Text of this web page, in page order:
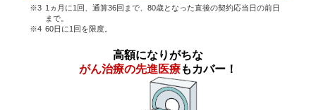
1ヵ月に1回、通算36回まで、80歳となった直後の契約応当日の前日
まで。
60日に1回を限度。
高額になりがちな
がん治療の先進医療もカバー！